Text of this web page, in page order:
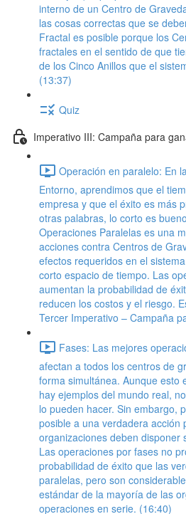
interno de un Centro de
las cosas correctas que se
Fractal es posible porque los
fractales en el sentido de que
de los Cinco Anillos que el
(13:37)
Quiz
Imperativo III: Campaña para
Operación en paralelo: En
Entorno, aprendimos que el
empresa y que el éxito es más
otras palabras, lo corto es
Operaciones Paralelas es una
acciones contra Centros de
efectos requeridos en el
corto espacio de tiempo. Las
aumentan la probabilidad de
reducen los costos y el riesgo.
Tercer Imperativo – Campaña
Fases: Las mejores
afectan a todos los centros de
forma simultánea. Aunque esto
hay ejemplos del mundo real,
lo pueden hacer. Sin embargo,
posible a una verdadera acción
organizaciones deben disponer
Las operaciones por fases no
probabilidad de éxito que las
paralelas, pero son
estándar de la mayoría de las
operaciones en serie. (16:40)